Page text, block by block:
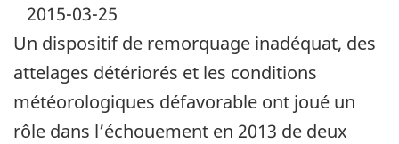
2015-03-25
Un dispositif de remorquage inadéquat, des
attelages détériorés et les conditions
météorologiques défavorable ont joué un
rôle dans l’échouement en 2013 de deux